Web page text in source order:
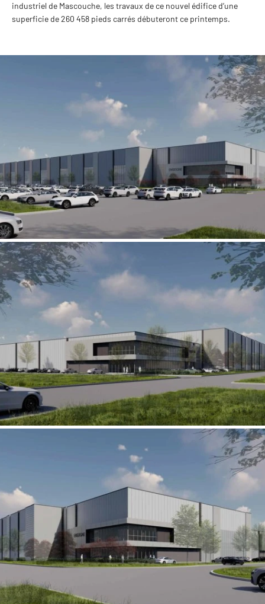
industriel de Mascouche, les travaux de ce nouvel édifice d’une
superficie de 260 458 pieds carrés débuteront ce printemps.